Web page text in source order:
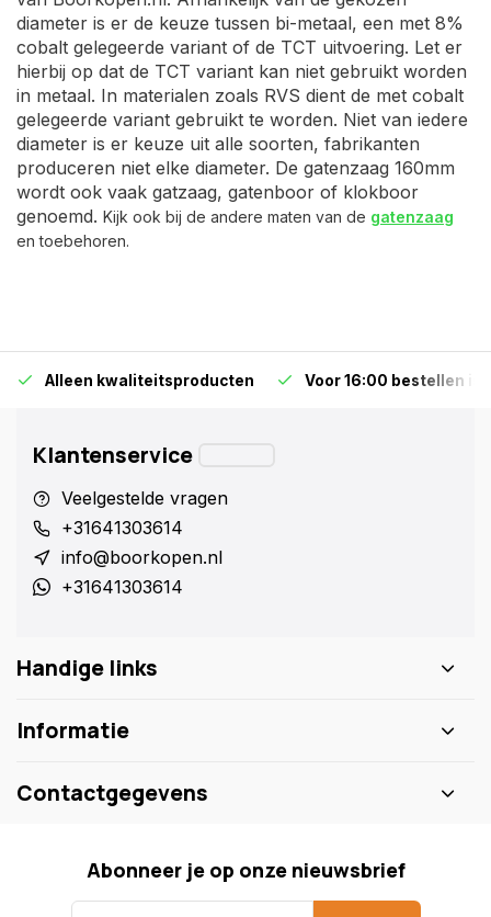
diameter is er de keuze tussen bi-metaal, een met 8%
cobalt gelegeerde variant of de TCT uitvoering. Let er
hierbij op dat de TCT variant kan niet gebruikt worden
in metaal. In materialen zoals RVS dient de met cobalt
gelegeerde variant gebruikt te worden. Niet van iedere
diameter is er keuze uit alle soorten, fabrikanten
produceren niet elke diameter. De gatenzaag 160mm
wordt ook vaak gatzaag, gatenboor of klokboor
genoemd. Kijk ook bij de andere maten van de gatenzaag
en toebehoren.
Alleen kwaliteitsproducten Voor 16:00 bestellen is
Klantenservice
Veelgestelde vragen
+31641303614
info@boorkopen.nl
+31641303614
Handige links
Informatie
Contactgegevens
Abonneer je op onze nieuwsbrief